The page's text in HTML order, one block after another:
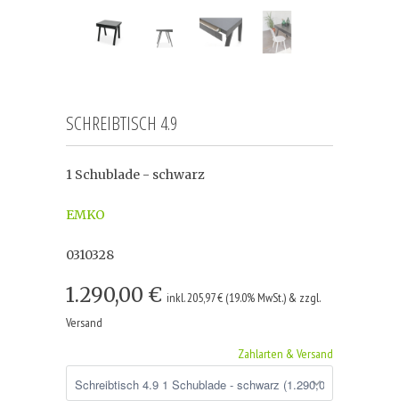
SCHREIBTISCH 4.9
1 Schublade - schwarz
EMKO
0310328
1.290,00 € inkl. 205,97 € (19.0% MwSt.) & zzgl.
Versand
Zahlarten & Versand